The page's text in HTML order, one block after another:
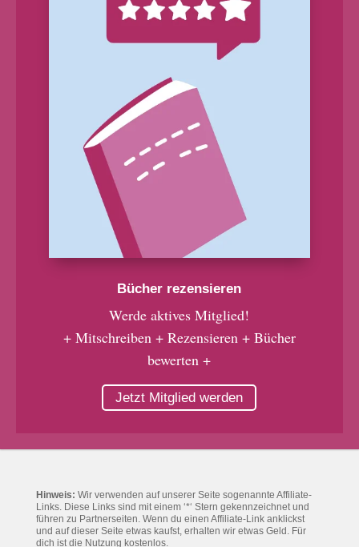
Bücher rezensieren
Werde aktives Mitglied!
+ Mitschreiben + Rezensieren + Bücher
bewerten +
Jetzt Mitglied werden
Hinweis: Wir verwenden auf unserer Seite sogenannte Affiliate-
Links. Diese Links sind mit einem ‘*‘ Stern gekennzeichnet und
führen zu Partnerseiten. Wenn du einen Affiliate-Link anklickst
und auf dieser Seite etwas kaufst, erhalten wir etwas Geld. Für
dich ist die Nutzung kostenlos.